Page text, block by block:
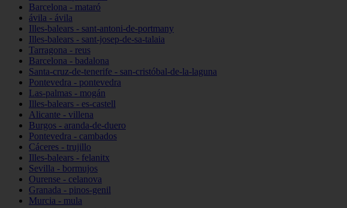
Barcelona - mataró
ávila - ávila
Illes-balears - sant-antoni-de-portmany
Illes-balears - sant-josep-de-sa-talaia
Tarragona - reus
Barcelona - badalona
Santa-cruz-de-tenerife - san-cristóbal-de-la-laguna
Pontevedra - pontevedra
Las-palmas - mogán
Illes-balears - es-castell
Alicante - villena
Burgos - aranda-de-duero
Pontevedra - cambados
Cáceres - trujillo
Illes-balears - felanitx
Sevilla - bormujos
Ourense - celanova
Granada - pinos-genil
Murcia - mula